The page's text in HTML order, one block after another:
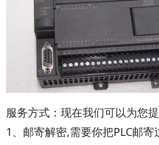
服务方式：现在我们可以为您
1、邮寄解密,需要你把PLC邮